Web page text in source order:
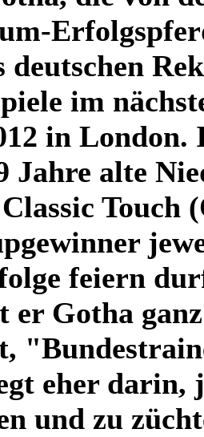
deutschen
im
in
Jahre alte
feiern
er Gotha
eher darin,
und zu